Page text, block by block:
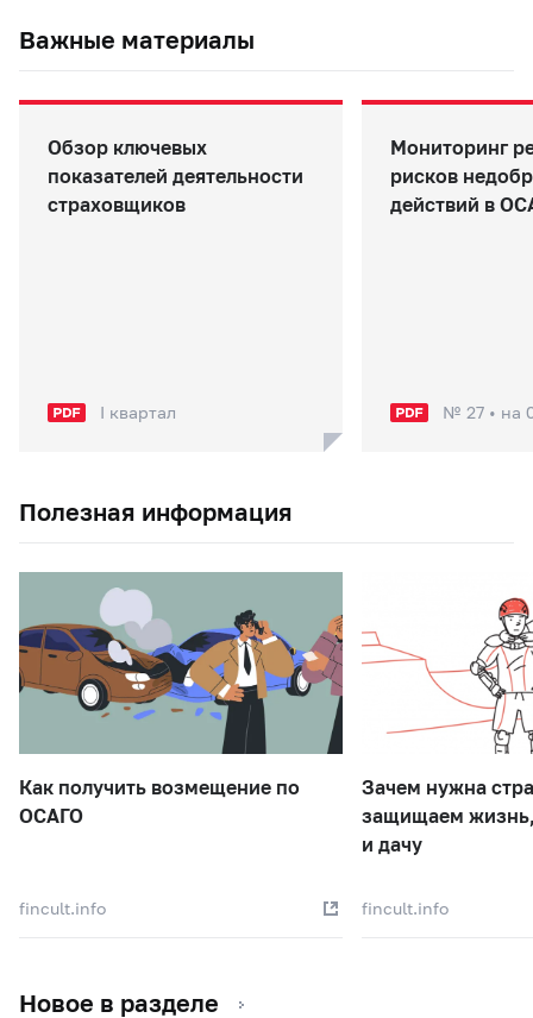
Важные материалы
Обзор ключевых
показателей деятельности
страховщиков
I квартал
Мониторинг
рисков
действий в
№ 27 • на
Полезная информация
Как получить возмещение по
ОСАГО
fincult.info
Зачем нужна
защищаем
и дачу
fincult.info
Новое в разделе